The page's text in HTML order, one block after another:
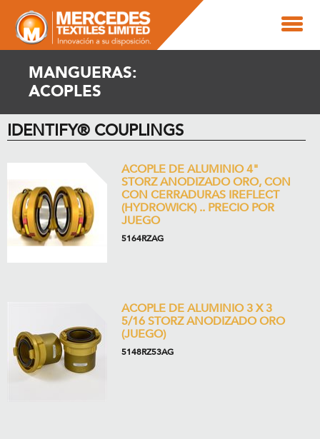
MANGUERAS:
ACOPLES
IDENTIFY® COUPLINGS
ACOPLE DE ALUMINIO 4"
STORZ ANODIZADO ORO, CON
CON CERRADURAS IREFLECT
(HYDROWICK) .. PRECIO POR
JUEGO
5164RZAG
ACOPLE DE ALUMINIO 3 X 3
5/16 STORZ ANODIZADO ORO
(JUEGO)
5148RZ53AG